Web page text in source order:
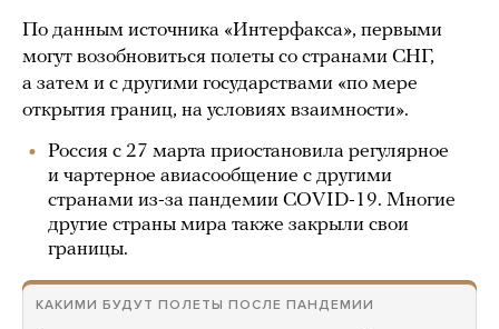
По данным источника «Интерфакса», первыми
могут возобновиться полеты со странами СНГ,
а затем и с другими государствами «по мере
открытия границ, на условиях взаимности».
Россия с 27 марта приостановила регулярное
и чартерное авиасообщение с другими
странами из-за пандемии COVID-19. Многие
другие страны мира также закрыли свои
границы.
КАКИМИ БУДУТ ПОЛЕТЫ ПОСЛЕ ПАНДЕМИИ